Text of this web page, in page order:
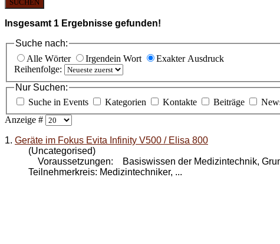
SUCHEN
Insgesamt 1 Ergebnisse gefunden!
Suche nach:
Alle Wörter
Irgendein Wort
Exakter Ausdruck
Reihenfolge:
Nur Suchen:
Suche in Events
Kategorien Kontakte Beiträge
Anzeige #
1. Geräte im Fokus Evita Infinity V500 / Elisa 800
(Uncategorised)
Voraussetzungen: Basiswissen der Medizintechnik,
Teilnehmerkreis: Medizintechniker, ...